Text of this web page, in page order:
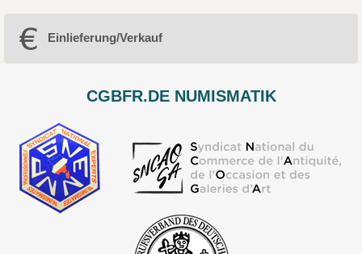
Einlieferung/Verkauf
CGBFR.DE NUMISMATIK